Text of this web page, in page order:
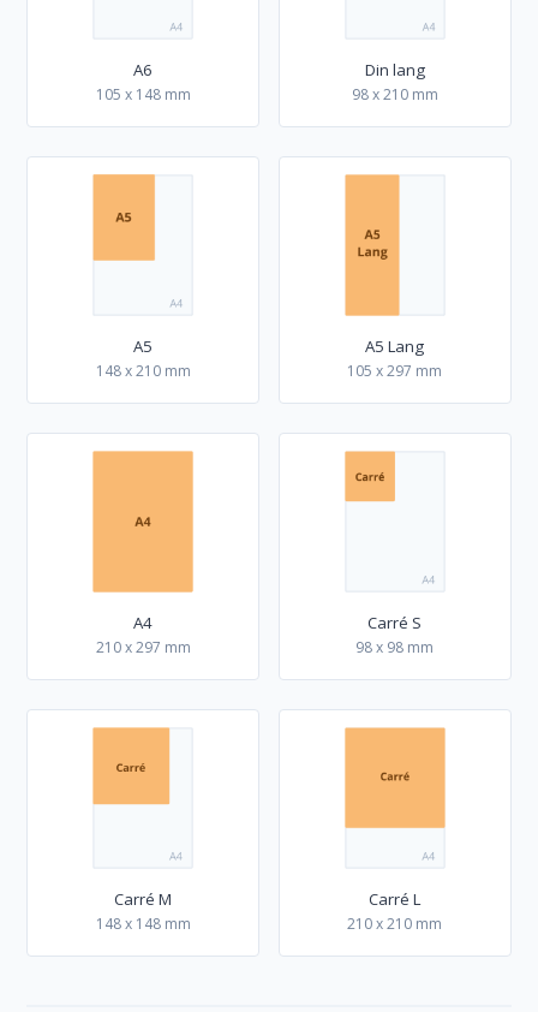
A6
105 x 148 mm
Din lang
98 x 210 mm
A5
148 x 210 mm
A5 Lang
105 x 297 mm
A4
210 x 297 mm
Carré S
98 x 98 mm
Carré M
148 x 148 mm
Carré L
210 x 210 mm